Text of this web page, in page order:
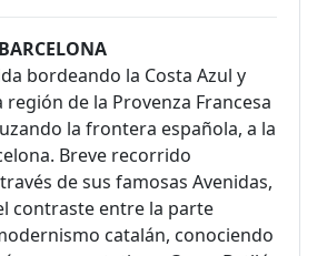
bordeando la Costa Azul y
de la Provenza Francesa
la frontera española, a la
Breve recorrido
de sus famosas Avenidas,
contraste entre la parte
catalán, conociendo